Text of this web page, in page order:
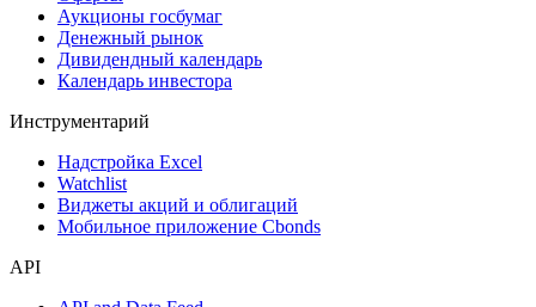
Календарь событий
Дефолты
Размещения
Оферты
Денежный рынок
Календарь инвестора
Инструментарий